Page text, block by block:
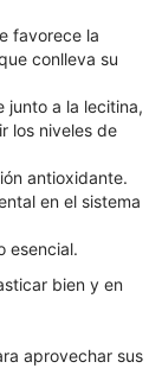
favorece la
conlleva su
junto a la lecitina,
los niveles de
antioxidante.
en el sistema
esencial.
bien y en
aprovechar sus